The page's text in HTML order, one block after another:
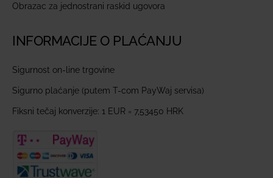
Obrazac za jednostrani raskid ugovora
INFORMACIJE O PLAĆANJU
Sigurnost on-line trgovine
Sigurno plaćanje (putem T-com PayWaj servisa)
Fiksni tečaj konverzije: 1 EUR = 7,53450 HRK